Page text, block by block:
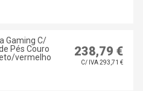
Gaming C/
Pés Couro
vermelho
238,79 €
C/ IVA 293,71 €